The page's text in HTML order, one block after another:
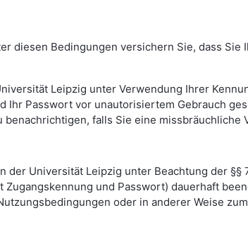
diesen Bedingungen versichern Sie, dass
Leipzig unter Verwendung Ihrer
Ihr Passwort vor unautorisiertem Gebrauch
falls Sie eine
Universität Leipzig unter Beachtung der
und Passwort) dauerhaft
oder in anderer Weise